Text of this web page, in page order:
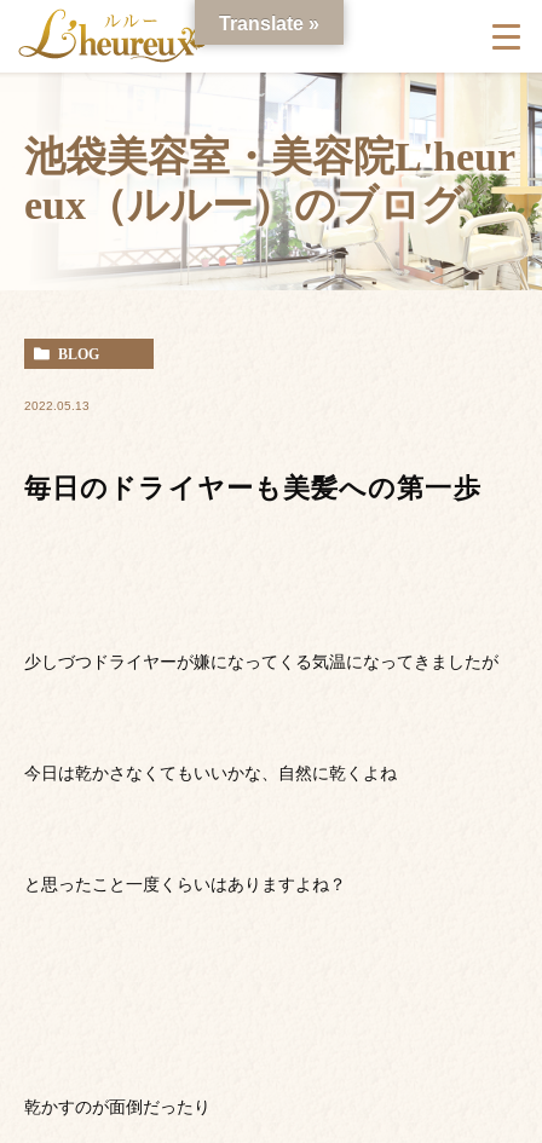
池袋美容室・美容院L'heur
eux（ルルー）のブログ
BLOG
2022.05.13
毎日のドライヤーも美髪への第一歩
少しづつドライヤーが嫌になってくる気温になってきましたが
今日は乾かさなくてもいいかな、自然に乾くよね
と思ったこと一度くらいはありますよね？
乾かすのが面倒だったり
Translate »